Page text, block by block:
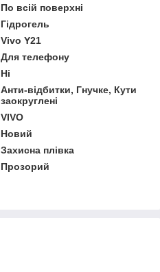
По всій поверхні
Гідрогель
Vivo Y21
Для телефону
Ні
Анти-відбитки, Гнучке, Кути
заокруглені
VIVO
Новий
Захисна плівка
Прозорий